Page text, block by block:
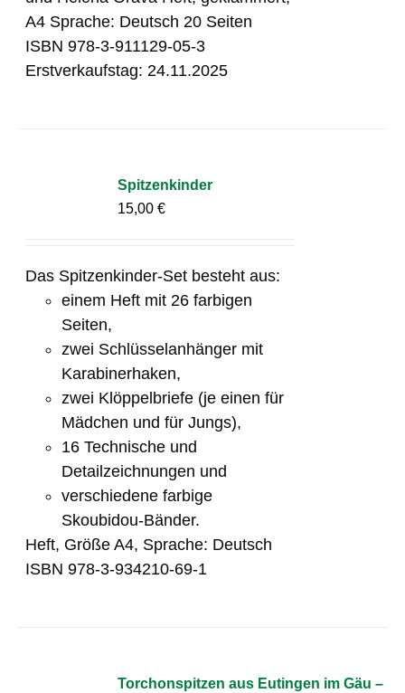
A4 Sprache: Deutsch 20 Seiten
ISBN 978-3-911129-05-3
Erstverkaufstag: 24.11.2025
Spitzenkinder
15,00€
Das Spitzenkinder-Set besteht aus:
einem Heft mit 26 farbigen
Seiten,
zwei Schlüsselanhänger mit
Karabinerhaken,
zwei Klöppelbriefe (je einen für
Mädchen und für Jungs),
16 Technische und
Detailzeichnungen und
verschiedene farbige
Skoubidou-Bänder.
Heft, Größe A4, Sprache: Deutsch
ISBN 978-3-934210-69-1
Torchonspitzen aus Eutingen im Gäu –